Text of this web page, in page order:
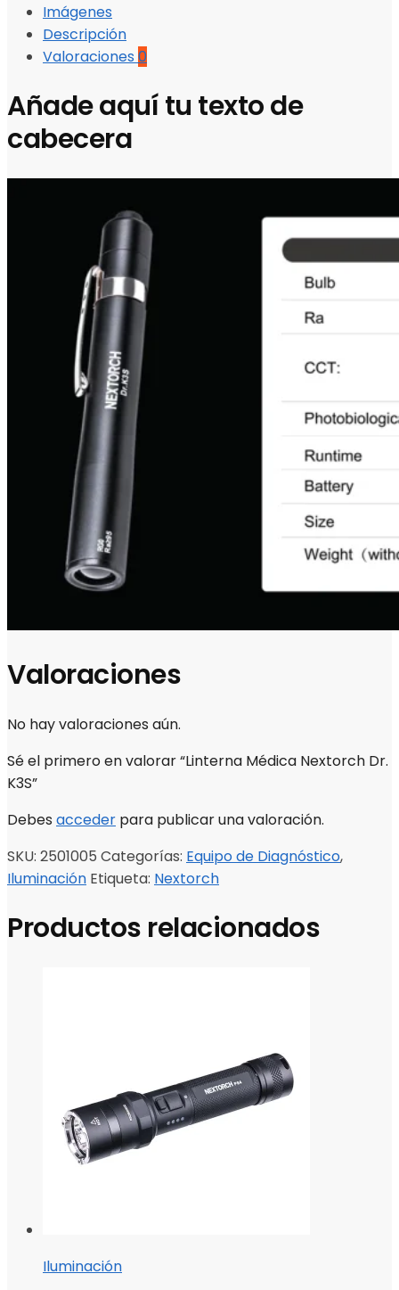
Imágenes
Descripción
Valoraciones 0
Añade aquí tu texto de
cabecera
Valoraciones
No hay valoraciones aún.
Sé el primero en valorar “Linterna Médica Nextorch Dr.
K3S”
Debes acceder para publicar una valoración.
SKU: 2501005 Categorías: Equipo de Diagnóstico,
Iluminación Etiqueta: Nextorch
Productos relacionados
Iluminación